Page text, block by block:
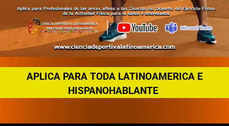
APLICA PARA TODA LATINOAMERICA E
HISPANOHABLANTE